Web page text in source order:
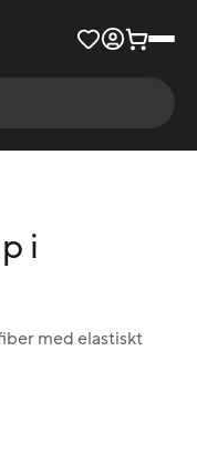
i
med elastiskt